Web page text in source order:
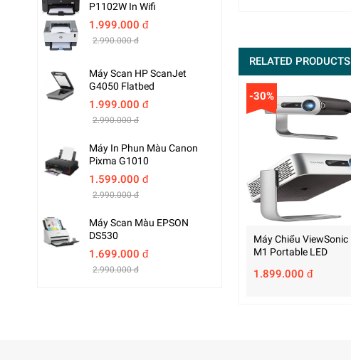
P1102W In Wifi
1.999.000 đ
2.990.000 đ
Máy Scan HP ScanJet
G4050 Flatbed
1.999.000 đ
2.990.000 đ
Máy In Phun Màu Canon
Pixma G1010
1.599.000 đ
2.990.000 đ
Máy Scan Màu EPSON
DS530
1.699.000 đ
2.990.000 đ
RELATED PRODUCTS
-30%
Máy Chiếu ViewSonic
M1 Portable LED
1.899.000 đ